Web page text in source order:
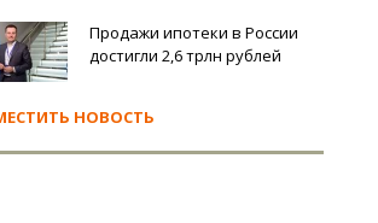
Продажи ипотеки в России
достигли 2,6 трлн рублей
НОВОСТЬ